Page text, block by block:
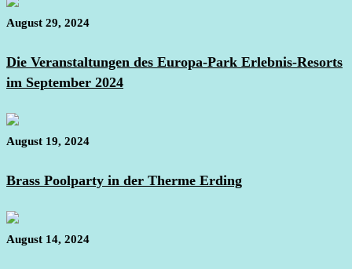
August 29, 2024
Die Veranstaltungen des Europa-Park Erlebnis-Resorts
im September 2024
August 19, 2024
Brass Poolparty in der Therme Erding
August 14, 2024